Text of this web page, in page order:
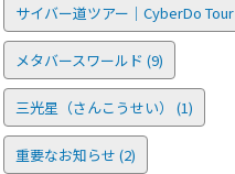
サイバー道ツアー｜CyberDo Tour
メタバースワールド (9)
三光星（さんこうせい） (1)
重要なお知らせ (2)